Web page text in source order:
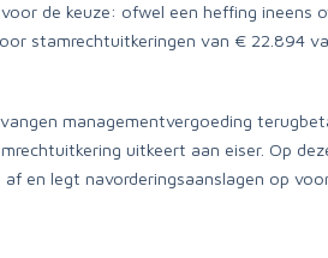
de keuze: ofwel een heffing ineens
stamrechtuitkeringen van € 22.894
managementvergoeding
uitkeert aan eiser. Op
en legt navorderingsaanslagen op